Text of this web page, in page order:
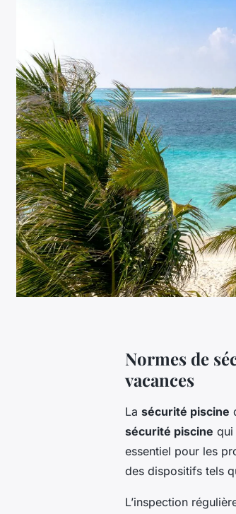
Normes de
vacances
La sécurité piscine
sécurité piscine qui
essentiel pour les
des dispositifs tels
L’inspection